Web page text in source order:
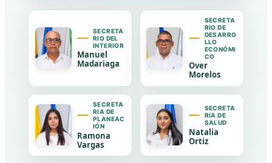
SECRETA
RIO DEL
INTERIOR
Manuel
Madariaga
SECRETA
RIO DE
DESARRO
LLO
ECONÓMI
CO
Over
Morelos
SECRETA
RIA DE
PLANEAC
IÓN
Ramona
Vargas
SECRETA
RIA DE
SALUD
Natalia
Ortiz